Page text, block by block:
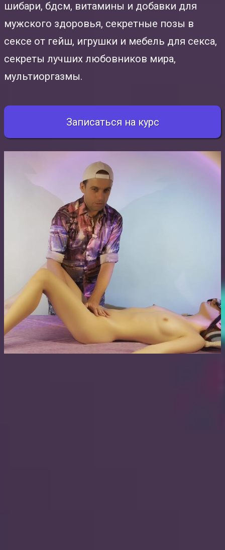
шибари, бдсм, витамины и добавки для
мужского здоровья, секретные позы в
сексе от гейш, игрушки и мебель для секса,
секреты лучших любовников мира,
мультиоргазмы.
Записаться на курс